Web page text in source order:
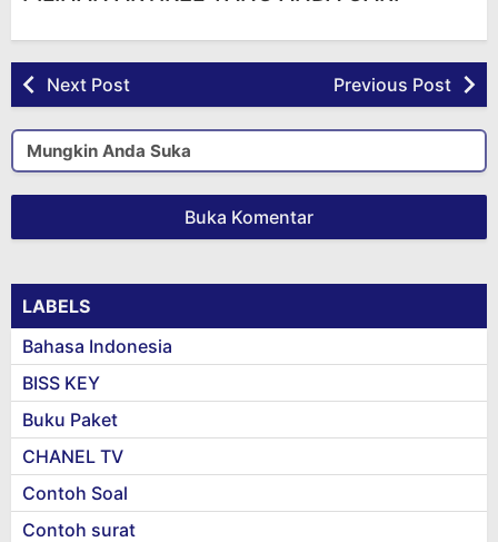
Next Post Previous Post
Mungkin Anda Suka
Buka Komentar
LABELS
Bahasa Indonesia
BISS KEY
Buku Paket
CHANEL TV
Contoh Soal
Contoh surat